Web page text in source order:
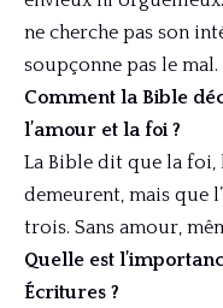
ne cherche pas son
soupçonne pas le mal.
Comment la Bible
l’amour et la foi ?
La Bible dit que la foi,
demeurent, mais que
trois. Sans amour,
Quelle est
Écritures ?